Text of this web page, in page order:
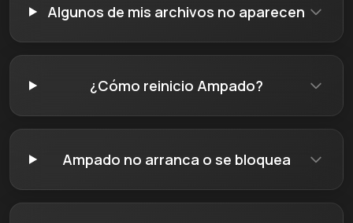
Algunos de mis archivos no aparecen
¿Cómo reinicio Ampado?
Ampado no arranca o se bloquea